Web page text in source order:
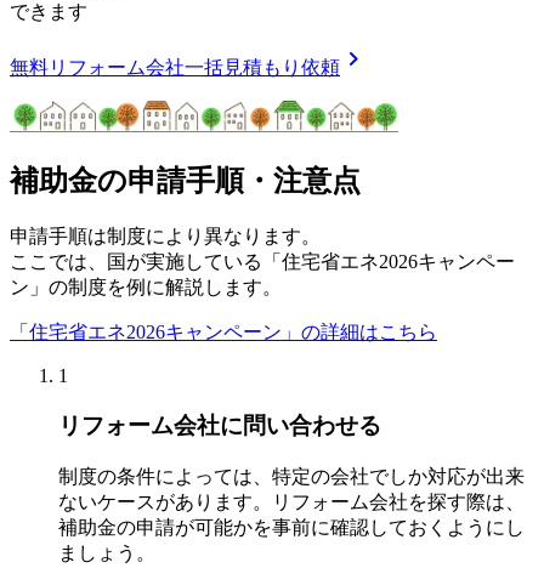
できます
無料リフォーム会社一括見積もり依頼 chevron_right
補助金の申請手順・注意点
申請手順は制度により異なります。
ここでは、国が実施している「住宅省エネ2026キャンペー
ン」の制度を例に解説します。
「住宅省エネ2026キャンペーン」の詳細はこちら
1
リフォーム会社に問い合わせる
制度の条件によっては、特定の会社でしか対応が出来
ないケースがあります。リフォーム会社を探す際は、
補助金の申請が可能かを事前に確認しておくようにし
ましょう。